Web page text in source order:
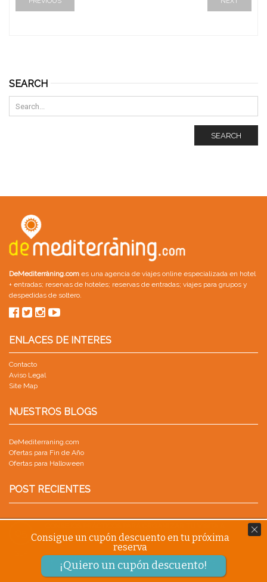
SEARCH
SEARCH
DeMediterràning.com es una agencia de viajes online especializada en hotel
+ entradas; reservas de hoteles; reservas de entradas; viajes para grupos y
despedidas de soltero
ENLACES DE INTERES
Contacto
Aviso Legal
Site Map
NUESTROS BLOGS
DeMediterraning.com
Ofertas para Fin de Año
Ofertas para Halloween
POST RECIENTES
PORTAVENTURA
Blog.DeMediterraning Blog.DeMediterraning
Consigue un cupón descuento en tu próxima
reserva
¡Quiero un cupón descuento!